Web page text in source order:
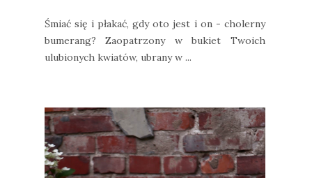
Śmiać się i płakać, gdy oto jest i on - cholerny
bumerang? Zaopatrzony w bukiet Twoich
ulubionych kwiatów, ubrany w ...